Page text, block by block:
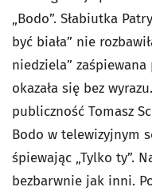
„Bodo”. Słabiutka
być biała” nie
niedziela”
okazała się bez
publiczność Tomasz
Bodo w telewizyjnym
śpiewając „Tylko ty”.
bezbarwnie jak inni.